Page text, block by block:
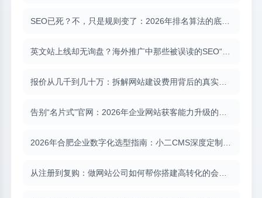
SEO已死？不，只是规则变了：2026年排名算法的底层逻辑转向
英文站上线却无询盘？海外推广中那些被误读的SEO“常识”
报价从几千到几十万：拆解网站建设费用背后的真实构成
告别“名片式”官网：2026年企业网站获客能力升级的完整路径
2026年合肥企业数字化选型指南：小二CMS深度定制如何化解开发困局
从注册到复购：做网站公司如何帮你搭建高转化的会员体系？